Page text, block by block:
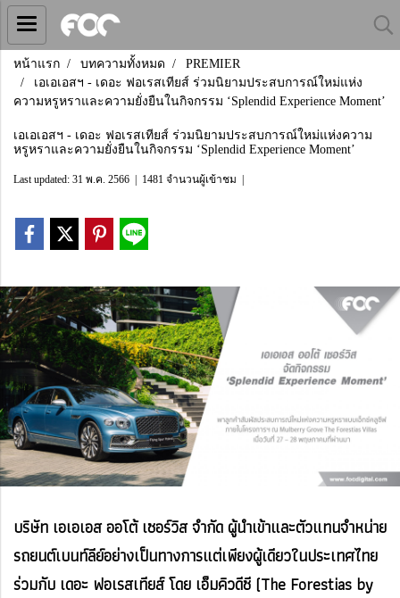
หน้าแรก บทความทั้งหมด
PREMIER
เอเอเอสฯ - เดอะ ฟอเรสเทียส์ ร่วมนิยามประสบการณ์ใหม่แห่ง
ความหรูหราและความยั่งยืนในกิจกรรม ‘Splendid Experience Moment’
เอเอเอสฯ - เดอะ ฟอเรสเทียส์ ร่วมนิยามประสบการณ์ใหม่แห่งความ
หรูหราและความยั่งยืนในกิจกรรม ‘Splendid Experience Moment’
Last updated: 31 พ.ค. 2566 1481 จำนวนผู้เข้าชม
บริษัท เอเอเอส ออโต้ เซอร์วิส จำกัด ผู้นำเข้าและตัวแทนจำหน่าย
รถยนต์เบนท์ลีย์อย่างเป็นทางการแต่เพียงผู้เดียวในประเทศไทย
ร่วมกับ เดอะ ฟอเรสเทียส์ โดย เอ็มคิวดีซี (The Forestias by